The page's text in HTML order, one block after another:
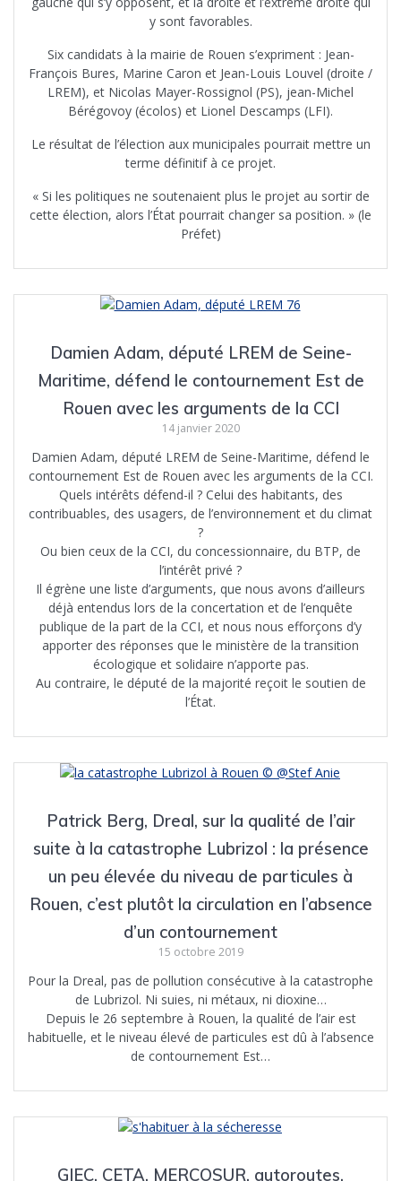
y sont favorables.
Six candidats à la mairie de Rouen s’expriment : Jean-
François Bures, Marine Caron et Jean-Louis Louvel (droite /
LREM), et Nicolas Mayer-Rossignol (PS), jean-Michel
Bérégovoy (écolos) et Lionel Descamps (LFI).
Le résultat de l’élection aux municipales pourrait mettre un
terme définitif à ce projet.
« Si les politiques ne soutenaient plus le projet au sortir de
cette élection, alors l’État pourrait changer sa position. » (le
Préfet)
Damien Adam, député LREM de Seine-
Maritime, défend le contournement Est de
Rouen avec les arguments de la CCI
14 janvier 2020
Damien Adam, député LREM de Seine-Maritime, défend le
contournement Est de Rouen avec les arguments de la CCI.
Quels intérêts défend-il ? Celui des habitants, des
contribuables, des usagers, de l’environnement et du climat
?
Ou bien ceux de la CCI, du concessionnaire, du BTP, de
l’intérêt privé ?
Il égrène une liste d’arguments, que nous avons d’ailleurs
déjà entendus lors de la concertation et de l’enquête
publique de la part de la CCI, et nous nous efforçons d’y
apporter des réponses que le ministère de la transition
écologique et solidaire n’apporte pas.
Au contraire, le député de la majorité reçoit le soutien de
l’État.
Patrick Berg, Dreal, sur la qualité de l’air
suite à la catastrophe Lubrizol : la présence
un peu élevée du niveau de particules à
Rouen, c’est plutôt la circulation en l’absence
d’un contournement
15 octobre 2019
Pour la Dreal, pas de pollution consécutive à la catastrophe
de Lubrizol. Ni suies, ni métaux, ni dioxine…
Depuis le 26 septembre à Rouen, la qualité de l’air est
habituelle, et le niveau élevé de particules est dû à l’absence
de contournement Est…
GIEC, CETA, MERCOSUR, autoroutes,